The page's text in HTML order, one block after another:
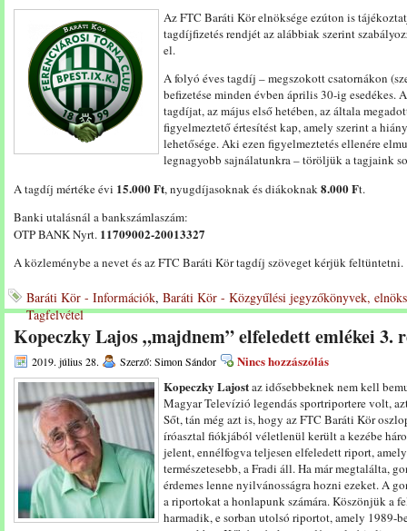
Az FTC Baráti Kör elnöksége ezúton is
tagdíjfizetés rendjét az alábbiak szerint
el.
A folyó éves tagdíj – megszokott csatornákon
befizetése minden évben április 30-ig esedékes.
tagdíjat, az május első hetében, az általa
figyelmeztető értesítést kap, amely szerint a
lehetősége. Aki ezen figyelmeztetés ellenére
legnagyobb sajnálatunkra – töröljük a tagjaink
A tagdíj mértéke évi 15.000 Ft, nyugdíjasoknak és diákoknak8.000 Ft.
Banki utalásnál a bankszámlaszám:
OTP BANK Nyrt. 11709002-20013327
A közleménybe a nevet és az FTC Baráti Kör tagdíj szöveget kérjük feltüntetni.
Baráti Kör - Információk, Baráti Kör - Közgyűlési jegyzőkönyvek,
Tagfelvétel
Kopeczky Lajos „majdnem” elfeledett emlékei 3.
2019. július 28. Szerző: Simon Sándor
Nincs hozzászólás
Kopeczky Lajostaz idősebbeknek nem kell
Magyar Televízió legendás sportriportere volt,
Sőt, tán még azt is, hogy az FTC Baráti Kör
íróasztal fiókjából véletlenül került a kezébe
jelent, ennélfogva teljesen elfeledett riport,
természetesebb, a Fradi áll. Ha már megtalálta,
érdemes lenne nyilvánosságra hozni ezeket. A
a riportokat a honlapunk számára. Köszönjük a
harmadik, e sorban utolsó riportot, amely 1989-